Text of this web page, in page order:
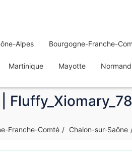
Alpes Bourgogne-Franche-
Martinique Mayotte
Franche-Comté Chalon-sur-Saône